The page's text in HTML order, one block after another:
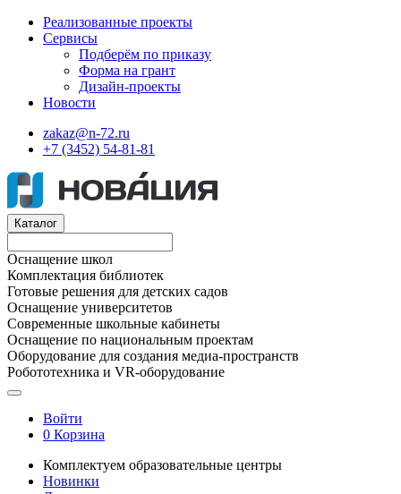
Реализованные проекты
Сервисы
Подберём по приказу
Форма на грант
Дизайн-проекты
Новости
zakaz@n-72.ru
+7 (3452) 54-81-81
Каталог
Оснащение школ
Комплектация библиотек
Готовые решения для детских садов
Оснащение университетов
Современные школьные кабинеты
Оснащение по национальным проектам
Оборудование для создания медиа-пространств
Робототехника и VR-оборудование
Войти
0 Корзина
Комплектуем образовательные центры
Новинки